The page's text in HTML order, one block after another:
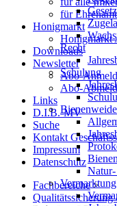
für
Honigmarkt
Honigmarkt
Downloads
Newsletter
Abo-
Abo-
Links
D.I.B.-MV
Suche
Kontakt
Impressum
Datenschutz
Fachbereiche >
Recht
Schulung
Vermarktung